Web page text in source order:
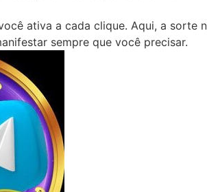
ativa a cada clique. Aqui, a sorte
sempre que você precisar.